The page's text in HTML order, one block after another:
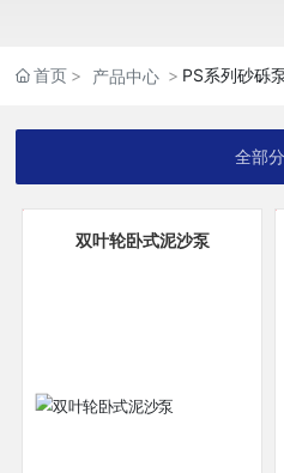
应用领域
人力资源
首页 产品中心 PS系列砂砾
全部
双叶轮卧式泥沙泵